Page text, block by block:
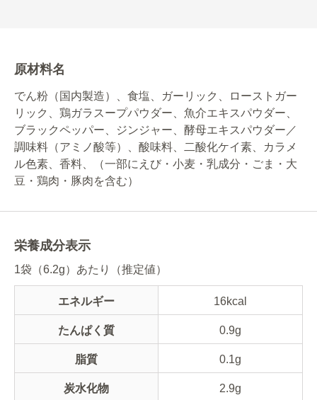
原材料名
でん粉（国内製造）、食塩、ガーリック、ローストガー
リック、鶏ガラスープパウダー、魚介エキスパウダー、
ブラックペッパー、ジンジャー、酵母エキスパウダー／
調味料（アミノ酸等）、酸味料、二酸化ケイ素、カラメ
ル色素、香料、（一部にえび・小麦・乳成分・ごま・大
豆・鶏肉・豚肉を含む）
栄養成分表示
1袋（6.2g）あたり（推定値）
エネルギー 16kcal
たんぱく質 0.9g
脂質 0.1g
炭水化物 2.9g